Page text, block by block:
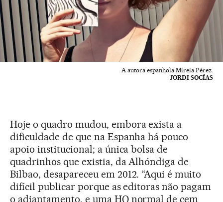
A autora espanhola Mireia Pérez.
JORDI SOCÍAS
Hoje o quadro mudou, embora exista a
dificuldade de que na Espanha há pouco
apoio institucional; a única bolsa de
quadrinhos que existia, da Alhóndiga de
Bilbao, desapareceu em 2012. “Aqui é muito
difícil publicar porque as editoras não pagam
o adiantamento, e uma HQ normal de cem